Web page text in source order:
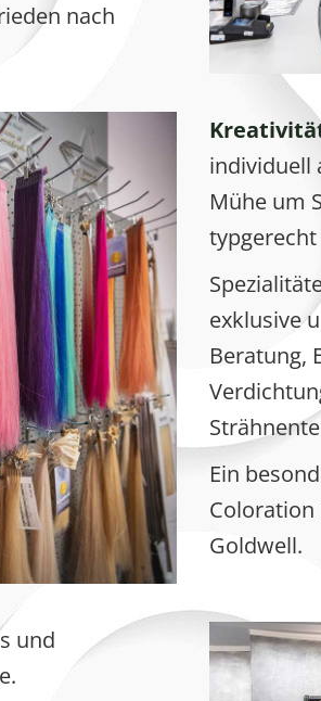
nach
individuell
Mühe um
exklusive
Beratung,
Ein
Coloration
Goldwell.
und